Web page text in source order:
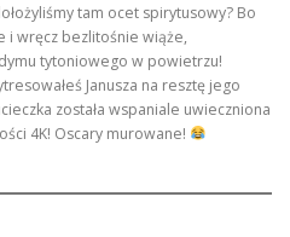
tam ocet spirytusowy? Bo
i wręcz bezlitośnie wiąże,
tytoniowego w powietrzu!
Janusza na resztę jego
została wspaniale uwieczniona
4K! Oscary murowane!